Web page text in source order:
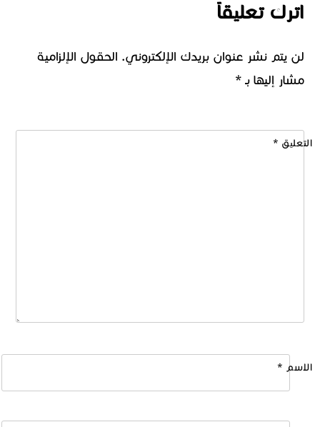
اترك تعليقاً
لن يتم نشر عنوان بريدك الإلكتروني. الحقول الإلزامية
مشار إليها بـ*
التعليق *
الاسم *